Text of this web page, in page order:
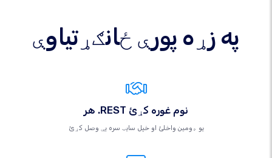
په زړه پورې ځانګړتیاوې
هر .REST نوم غوره کړئ
یو ډومین واخلئ او خپل سایټ سره یې وصل کړئ